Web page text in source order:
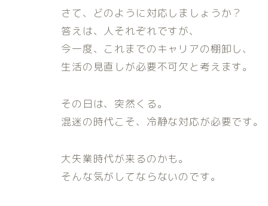
さて、どのように対応しましょうか？
答えは、人それぞれですが、
今一度、これまでのキャリアの棚卸し、
生活の見直しが必要不可欠と考えます。
その日は、突然くる。
混迷の時代こそ、冷静な対応が必要です。
大失業時代が来るのかも。
そんな気がしてならないのです。